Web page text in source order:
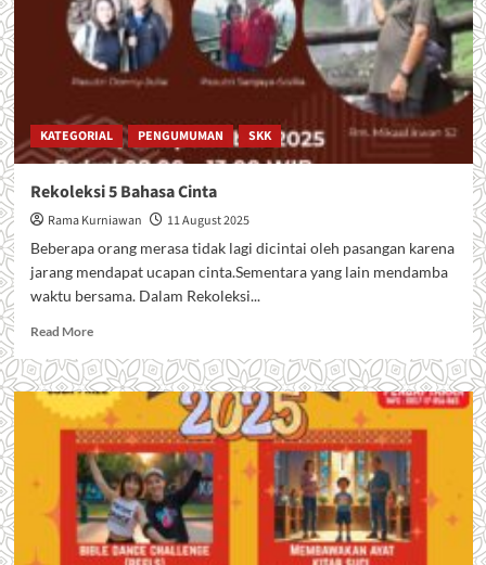
KATEGORIAL PENGUMUMAN SKK
Rekoleksi 5 Bahasa Cinta
Rama Kurniawan
11 August 2025
Beberapa orang merasa tidak lagi dicintai oleh pasangan karena
jarang mendapat ucapan cinta.Sementara yang lain mendamba
waktu bersama. Dalam Rekoleksi...
Read MoreRead
about
Rekoleksi
5
Bahasa
Cinta